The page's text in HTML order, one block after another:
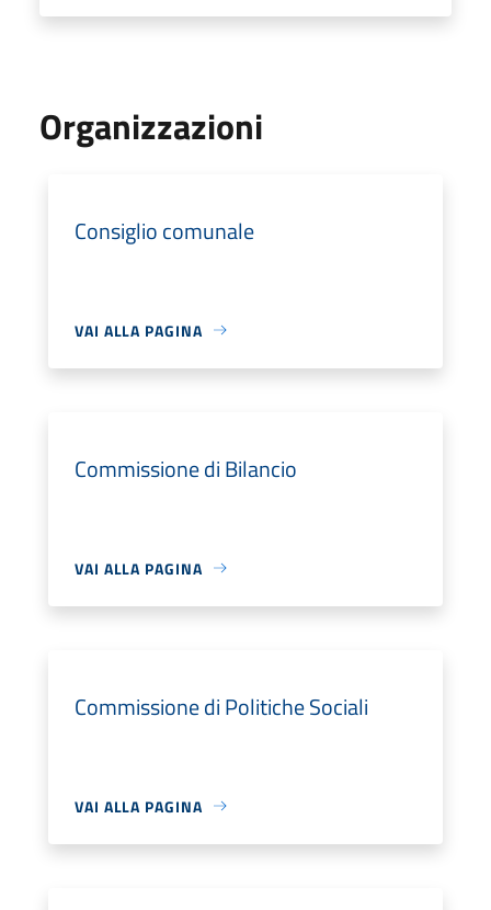
Organizzazioni
Consiglio comunale
VAI ALLA PAGINA
Commissione di Bilancio
VAI ALLA PAGINA
Commissione di Politiche Sociali
VAI ALLA PAGINA